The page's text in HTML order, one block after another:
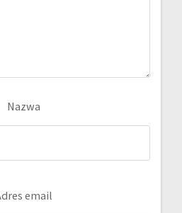
Nazwa
email